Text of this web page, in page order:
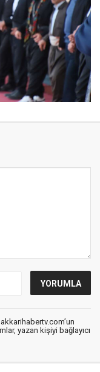
yazan kişiyi bağlayıcı